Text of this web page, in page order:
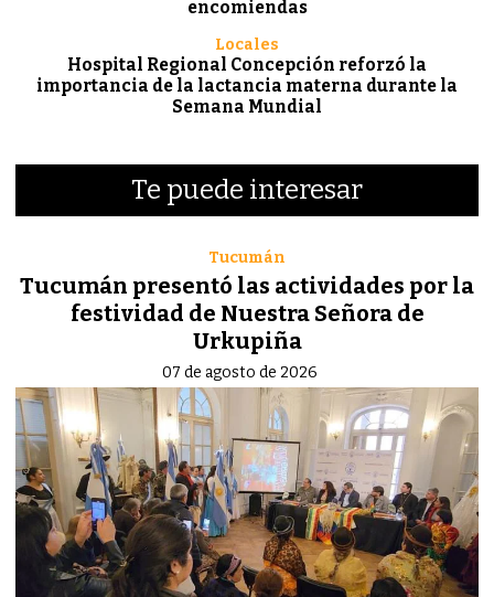
encomiendas
Hospital Regional Concepción reforzó la
importancia de la lactancia materna durante la
Semana Mundial
Locales
Te puede interesar
Tucumán presentó las actividades por la
festividad de Nuestra Señora de
Urkupiña
Tucumán
07 de agosto de 2026